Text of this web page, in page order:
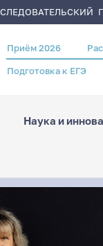
Header
menu
Приём 2026
Подготовка к ЕГЭ
Наука и